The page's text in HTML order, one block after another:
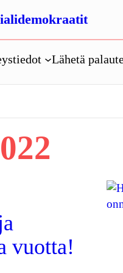
Lähetä
vuotta!